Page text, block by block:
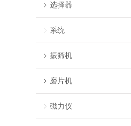
选择器
系统
振筛机
磨片机
磁力仪